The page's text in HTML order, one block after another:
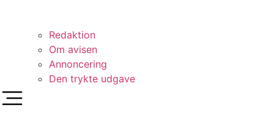
Redaktion
Om avisen
Annoncering
Den trykte udgave